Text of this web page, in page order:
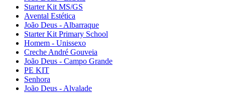
Starter Kit MS/GS
Avental Estética
João Deus - Albarraque
Starter Kit Primary School
Homem - Unissexo
Creche André Gouveia
João Deus - Campo Grande
PE KIT
Senhora
João Deus - Alvalade